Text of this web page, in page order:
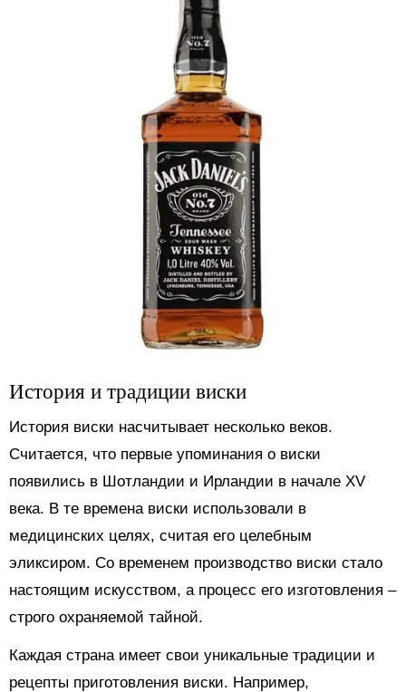
История и традиции виски
История виски насчитывает несколько веков.
Считается, что первые упоминания о виски
появились в Шотландии и Ирландии в начале XV
века. В те времена виски использовали в
медицинских целях, считая его целебным
эликсиром. Со временем производство виски стало
настоящим искусством, а процесс его изготовления –
строго охраняемой тайной.
Каждая страна имеет свои уникальные традиции и
рецепты приготовления виски. Например,